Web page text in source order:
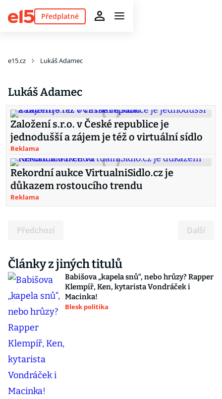
Předplatné
e15.cz Lukáš Adamec
Lukáš Adamec
Založení s.r.o. v České republice je
jednodušší a zájem je též o virtuální sídlo
Reklama
Rekordní aukce VirtualniSidlo.cz je
důkazem rostoucího trendu
Reklama
Předchozí Další
Články z jiných titulů
Babišova „kapela snů“, nebo hrůzy? Rapper
Klempíř, Ken, kytarista Vondráček i
Macinka!
Blesk politika